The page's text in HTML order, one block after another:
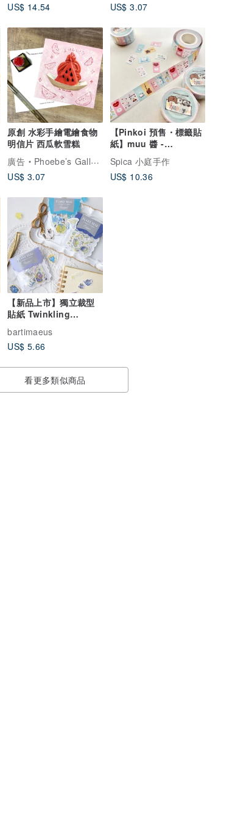
US$ 14.54
US$ 3.07
原創 水彩手繪電繪食物
明信片 西瓜軟雪糕
廣告
Phoebe’s Gallery
US$ 3.07
【Pinkoi 預售・標籤貼
紙】muu 醬 -
Thankyou -
chanibear 聯名款 |
Spica 小庭手作
Spica 小庭手作
US$ 10.36
【新品上市】獨立裁型
貼紙 Twinkling
Le Minuit
bartimaeus
US$ 5.66
看更多類似商品